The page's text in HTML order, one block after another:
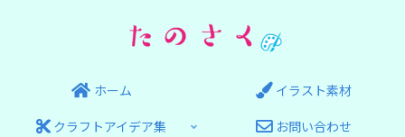
ホーム
イラスト素材
クラフトアイデア集
お問い合わせ